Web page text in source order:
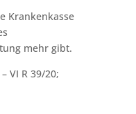
Krankenkasse
mehr gibt.
VI R 39/20;